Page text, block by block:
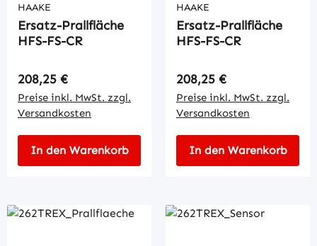
HAAKE
Ersatz-Prallfläche
HFS-FS-CR
Regulärer Preis:
208,25 €
Preise inkl. MwSt. zzgl.
Versandkosten
In den Warenkorb
HAAKE
Ersatz-Prallfläche
HFS-FS-CR
Regulärer Preis:
208,25 €
Preise inkl. MwSt. zzgl.
Versandkosten
In den Warenkorb